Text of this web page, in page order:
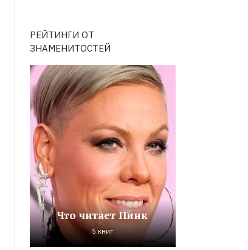
РЕЙТИНГИ ОТ
ЗНАМЕНИТОСТЕЙ
Что читает Пинк
5 книг